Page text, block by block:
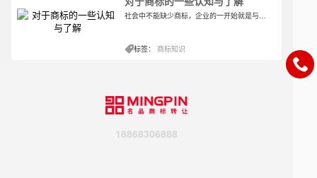
标签：商标知识
18868306888